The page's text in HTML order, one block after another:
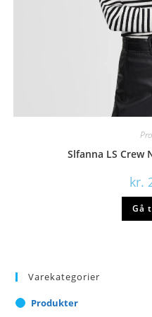
Slfanna LS Crew
kr.
Gå
Varekategorier
Produkter